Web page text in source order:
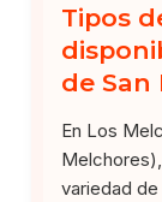
Tipos
de San
En Los
variedad